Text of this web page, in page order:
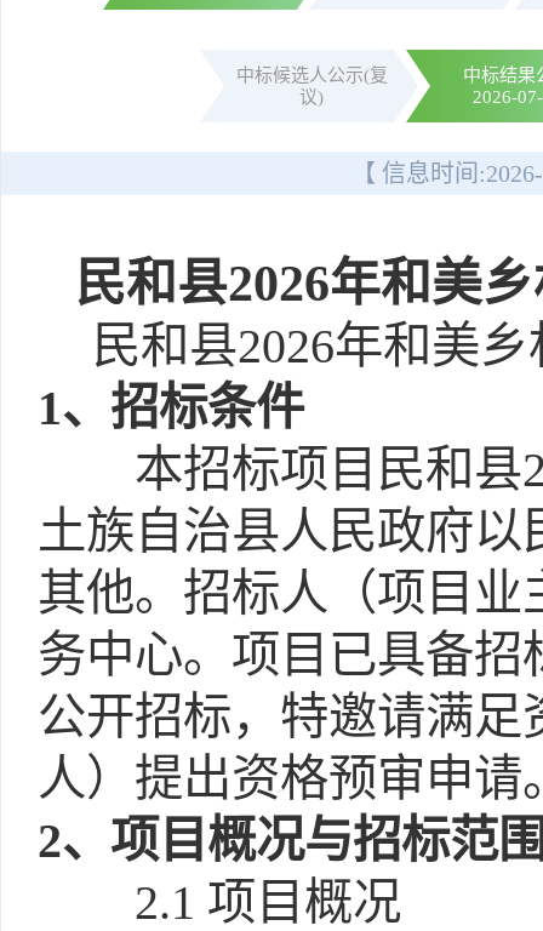
中标候选人公示(复
议)
中标结果
2026-
【 信息时间:
民和县2026年和美
民和县2026年和美
1、招标条件
本招标项目民和县
土族自治县人民政府以
其他。招标人（项目
务中心。项目已具备
公开招标，特邀请满
人）提出资格预审申请
2、项目概况与招标范
2.1 项目概况